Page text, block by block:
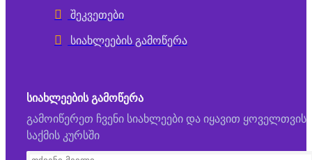
შეკვეთები
სიახლეების გამოწერა
ᲡᲘᲐᲮᲚᲔᲔᲑᲘᲡ ᲒᲐᲛᲝᲬᲔᲠᲐ
გამოიწერეთ ჩვენი სიახლეები და იყავით ყოველთვის
საქმის კურსში